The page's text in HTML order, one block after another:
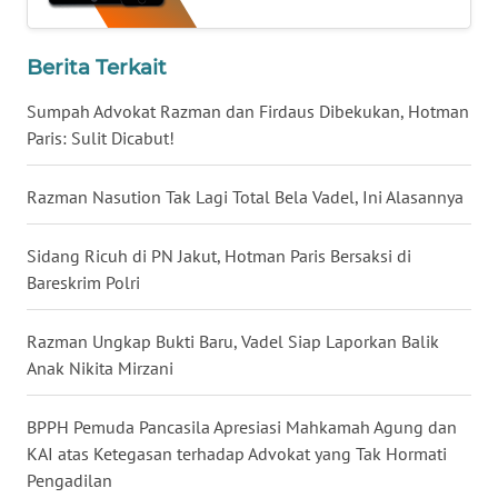
Berita Terkait
Sumpah Advokat Razman dan Firdaus Dibekukan, Hotman
Paris: Sulit Dicabut!
Razman Nasution Tak Lagi Total Bela Vadel, Ini Alasannya
Sidang Ricuh di PN Jakut, Hotman Paris Bersaksi di
Bareskrim Polri
Razman Ungkap Bukti Baru, Vadel Siap Laporkan Balik
Anak Nikita Mirzani
BPPH Pemuda Pancasila Apresiasi Mahkamah Agung dan
KAI atas Ketegasan terhadap Advokat yang Tak Hormati
Pengadilan
WN
BABEL
WN
SUMBAR
WN
SUMSEL
WN
WN
JATENG